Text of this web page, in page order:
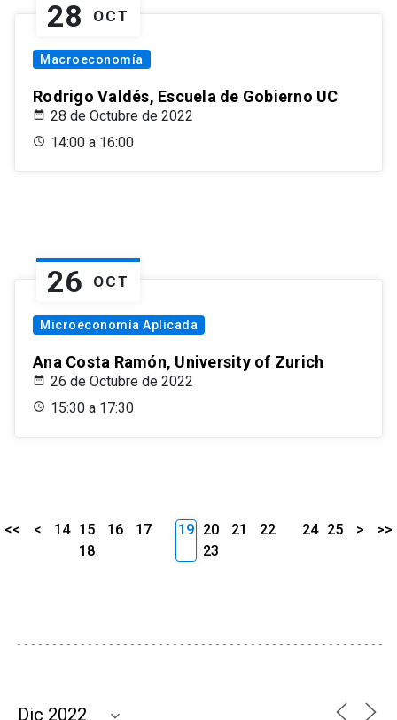
28 OCT
Macroeconomía
Rodrigo Valdés, Escuela de Gobierno UC
28 de Octubre de 2022
14:00 a 16:00
26 OCT
Microeconomía Aplicada
Ana Costa Ramón, University of Zurich
26 de Octubre de 2022
15:30 a 17:30
<< < 14 15 16
17
18
19 20 21
22
23
24 25 > >>